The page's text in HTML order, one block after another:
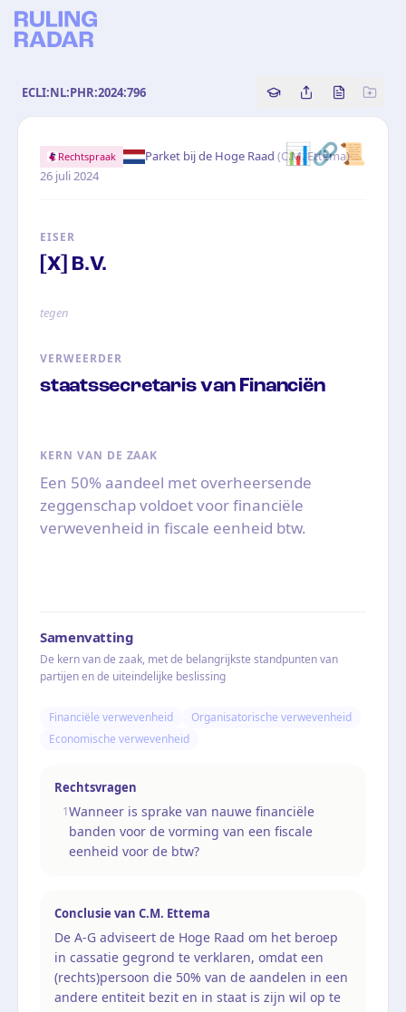
ECLI:NL:PHR:2024:796 Copy source
Share this
Bekijk
📊🔗📜
Rechtspraak Parket bij de Hoge Raad (C.M. Ettema)·
26 juli 2024
EISER
[X] B.V.
tegen
VERWEERDER
staatssecretaris van Financiën
KERN VAN DE ZAAK
Een 50% aandeel met overheersende
zeggenschap voldoet voor financiële
verwevenheid in fiscale eenheid btw.
Samenvatting
De kern van de zaak, met de belangrijkste standpunten van
partijen en de uiteindelijke beslissing
Financiële verwevenheid
Organisatorische verwevenheid
Economische verwevenheid
Rechtsvragen
1Wanneer is sprake van nauwe financiële
banden voor de vorming van een fiscale
eenheid voor de btw?
Conclusie van C.M. Ettema
De A-G adviseert de Hoge Raad om het beroep
in cassatie gegrond te verklaren, omdat een
(rechts)persoon die 50% van de aandelen in een
andere entiteit bezit en in staat is zijn wil op te